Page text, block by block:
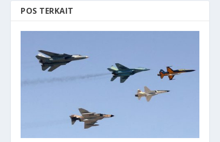
POS TERKAIT